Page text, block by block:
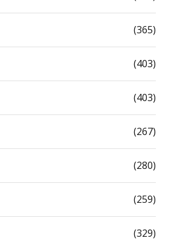
(365)
(403)
(403)
(267)
(280)
(259)
(329)